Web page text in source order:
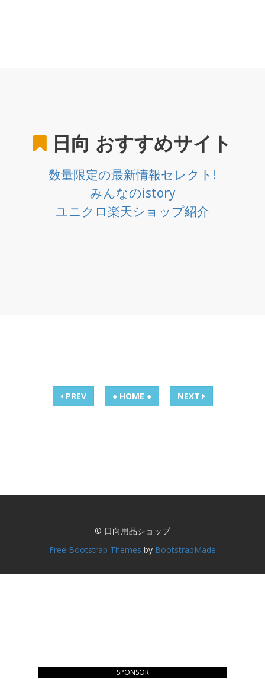
日向 おすすめサイト
数量限定の最新情報セレクト!
みんなのistory
ユニクロ楽天ショップ紹介
PREV ● HOME ● NEXT
© 日向用品ショップ
Free Bootstrap Themes by BootstrapMade
SPONSOR